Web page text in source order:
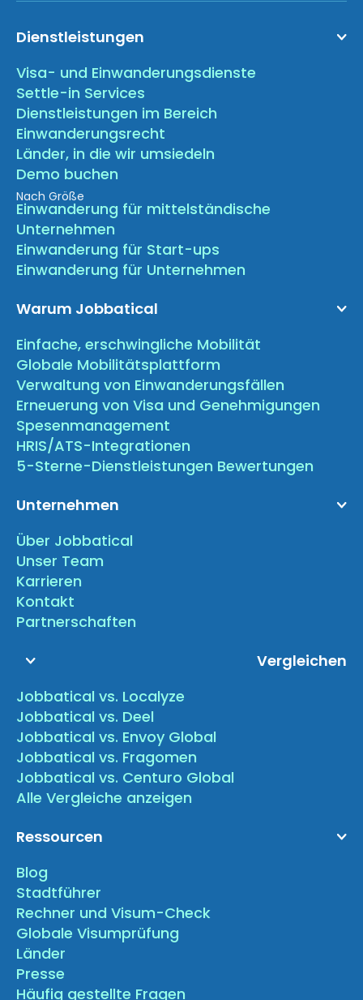
Dienstleistungen
Visa- und Einwanderungsdienste
Settle-in Services
Dienstleistungen im Bereich
Einwanderungsrecht
Länder, in die wir umsiedeln
Demo buchen
Nach Größe
Einwanderung für mittelständische
Unternehmen
Einwanderung für Start-ups
Einwanderung für Unternehmen
Warum Jobbatical
Einfache, erschwingliche Mobilität
Globale Mobilitätsplattform
Verwaltung von Einwanderungsfällen
Erneuerung von Visa und Genehmigungen
Spesenmanagement
HRIS/ATS-Integrationen
5-Sterne-Dienstleistungen Bewertungen
Unternehmen
Über Jobbatical
Unser Team
Karrieren
Kontakt
Partnerschaften
Vergleichen
Jobbatical vs. Localyze
Jobbatical vs. Deel
Jobbatical vs. Envoy Global
Jobbatical vs. Fragomen
Jobbatical vs. Centuro Global
Alle Vergleiche anzeigen
Ressourcen
Blog
Stadtführer
Rechner und Visum-Check
Globale Visumprüfung
Länder
Presse
Häufig gestellte Fragen